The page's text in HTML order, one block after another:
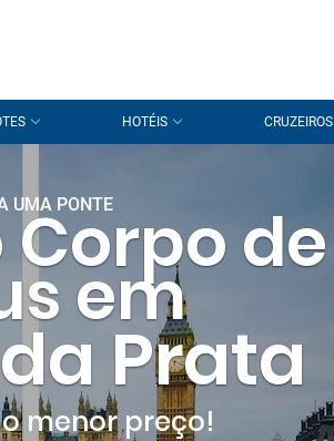
HOTÉIS CRUZEIROS
UMA PONTE de
em
Prata
menor preço!